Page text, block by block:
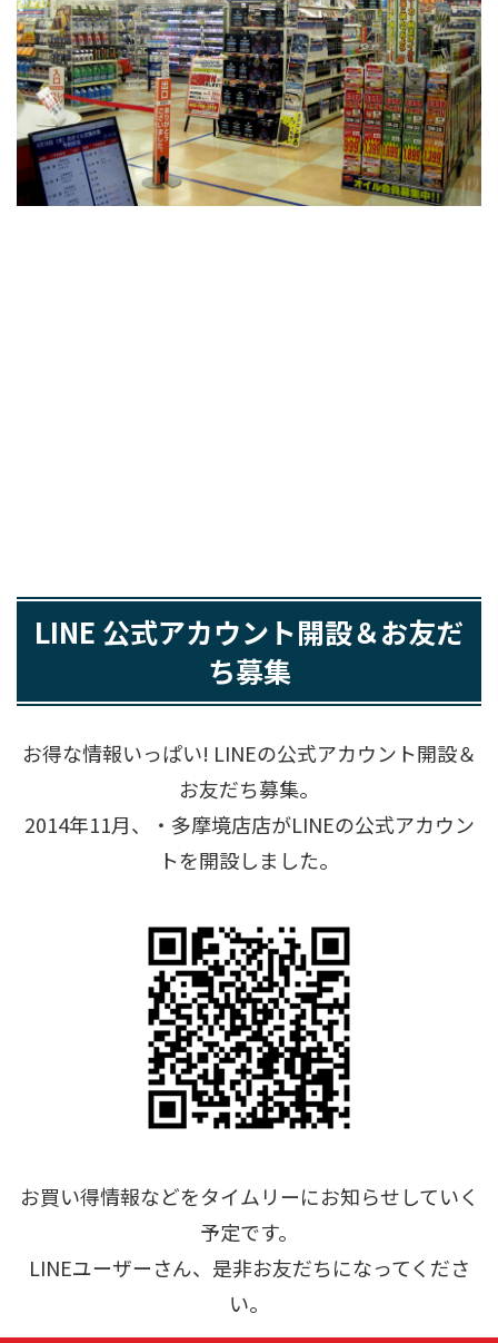
LINE 公式アカウント開設＆お友だ
ち募集
お得な情報いっぱい! LINEの公式アカウント開設＆
お友だち募集。
2014年11月、・多摩境店店がLINEの公式アカウン
トを開設しました。
お買い得情報などをタイムリーにお知らせしていく
予定です。
LINEユーザーさん、是非お友だちになってくださ
い。